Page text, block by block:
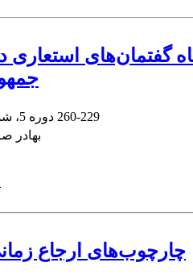
گفتمان‌های
260-229
بهادر
چارچوب‌های ارجاع